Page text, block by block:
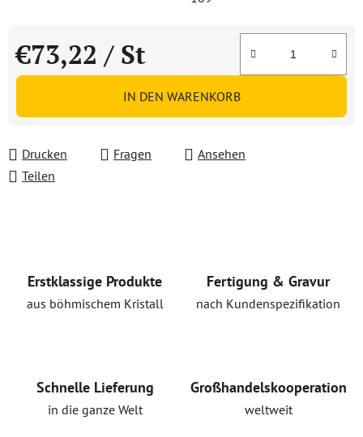
€73,22 / St
Verkaufspreis:
IN DEN WARENKORB
Drucken Fragen
Ansehen
Teilen
Erstklassige Produkte
aus böhmischem Kristall
Fertigung & Gravur
nach Kundenspezifikation
Schnelle Lieferung
in die ganze Welt
Großhandelskooperation
weltweit